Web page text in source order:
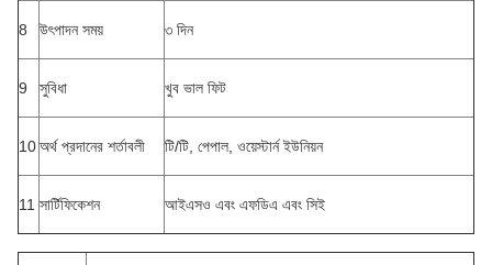
8 উৎপাদন সময় ৩ দিন
9 সুবিধা খুব ভাল ফিট
10অর্থ প্রদানের শর্তাবলী টি/টি, পেপাল, ওয়েস্টার্ন ইউনিয়ন
11 সার্টিফিকেশন আইএসও এবং এফডিএ এবং সিই